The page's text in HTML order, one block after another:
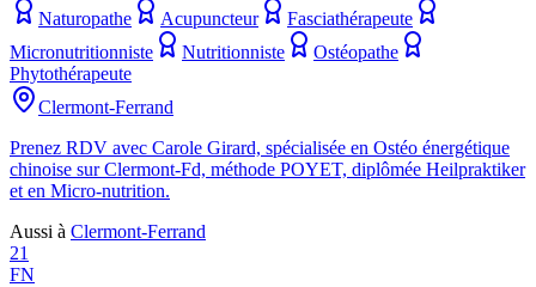
Naturopathe Acupuncteur
Fasciathérapeute
Micronutritionniste
Nutritionniste
Ostéopathe
Phytothérapeute
Clermont-Ferrand
Prenez RDV avec Carole Girard, spécialisée en Ostéo énergétique
chinoise sur Clermont-Fd, méthode POYET, diplômée Heilpraktiker
et en Micro-nutrition.
Aussi à Clermont-Ferrand
21
FN